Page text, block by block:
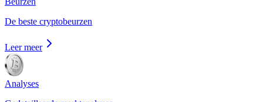
De beste cryptobeurzen
Leer meer
Analyses